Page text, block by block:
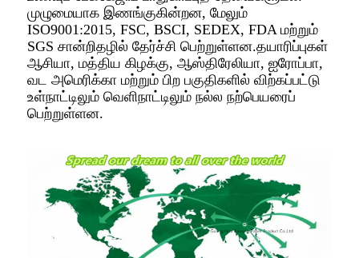
முழுமையாக இணங்குகின்றன, மேலும்
ISO9001:2015, FSC, BSCI, SEDEX, FDA மற்றும்
SGS சான்றிதழில் தேர்ச்சி பெற்றுள்ளன.தயாரிப்புகள்
ஆசியா, மத்திய கிழக்கு, ஆஸ்திரேலியா, ஐரோப்பா,
வட அமெரிக்கா மற்றும் பிற பகுதிகளில் விற்கப்பட்டு
உள்நாட்டிலும் வெளிநாட்டிலும் நல்ல நற்பெயரைப்
பெற்றுள்ளன.